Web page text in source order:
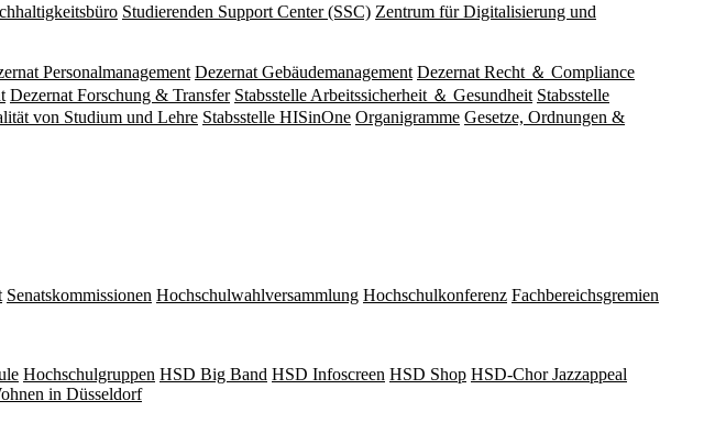
Studierenden Support Center (SSC) Zentrum für Digitalisierung und
Personalmanagement Dezernat Gebäudemanagement Dezernat Recht ＆ Compliance
Dezernat Forschung & Transfer Stabsstelle Arbeitssicherheit ＆ Gesundheit Stabsstelle
von Studium und Lehre Stabsstelle HISinOne Organigramme Gesetze, Ordnungen &
Senatskommissionen Hochschulwahlversammlung Hochschulkonferenz Fachbereichsgremien
Hochschulgruppen HSD Big Band HSD Infoscreen HSD Shop HSD-Chor Jazzappeal
in Düsseldorf